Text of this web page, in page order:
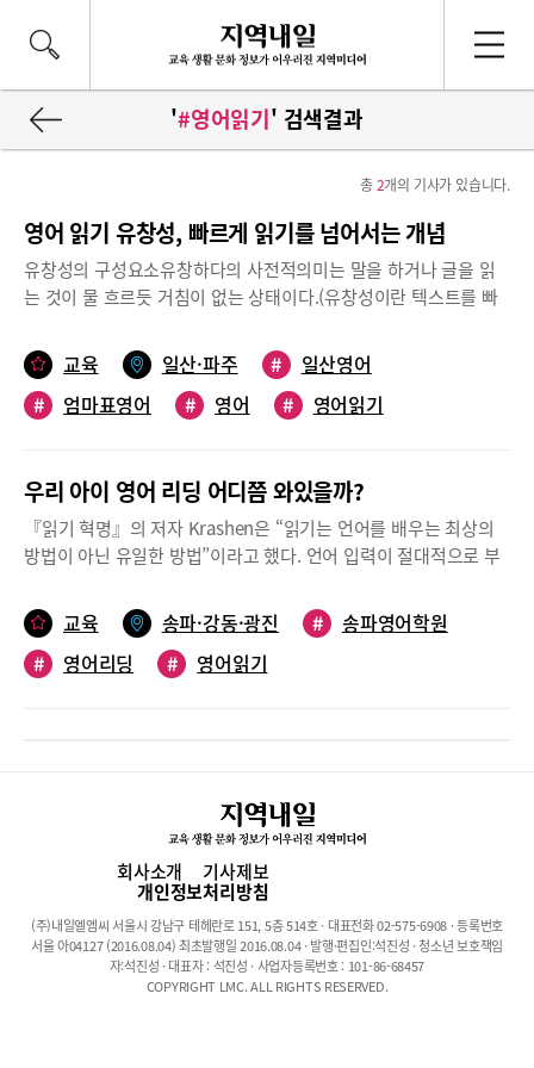
'#영어읽기' 검색결과
총2개의 기사가 있습니다.
영어 읽기 유창성, 빠르게 읽기를 넘어서는 개념
유창성의 구성요소유창하다의 사전적의미는 말을 하거나 글을 읽
는 것이 물 흐르듯 거침이 없는 상태이다.(유창성이란 텍스트를 빠
의)빠르고 정확하게 말을 하거나 글을 읽으며, 적절한 표현을 가지
고 리듬감 있게 영어를 사용하는 사람을 유창한 영어실력자라고 부
른다. 이런 이유로 그저 책을 빠르게만 읽는 학생을 유창하게 읽는
읽기보다 넓은 개념이다.빨리 읽기 표현을 넣어 읽기영어 읽기 유창
성 지도법의 저자 티모시 라신스키 박사는 단순히 빨리 읽는 것과
표현력 읽게 읽기중 어느것이 읽기이해능력과 더 깊은 관련성을 갖
는지 연구했다. 연구대상은 Omaha 지역의 3학년 391명, 5학년
읽기 이해도에 매우 큰 영향을 미쳤다. 또한 7학년 392명의 경우도,
표현을 넣어 읽을 수 있는 능력을 가진 학생들이 텍스트 이해력도
높았다. 즉 유창성은 나이 어린 학생 뿐만아니라 중학생 이상의 학
는 단어의 숫자 중 틀린 숫자를 빼고 계산한 단어의 수), 빠르게 읽
기만으로 그치는 것이 아니다. 끊어 읽을 때 끊지 못하고, 강조할 때
강조하지않으며, 의미도 생각하지 않은채 무조건 빠르게 읽는 학생
은 유창한 읽기와 이해의 문턱을 넘지 못하기 쉽다.읽기속도매우 중
요한 요소이며 일기 유창성 훈련의 출발점이다. 육상 경기에 비유하
자면, 빠르게 읽기는 멋진 스타트 실력이고, 억양과 구두점, 끊어 읽
기와 같은 표현력이 풍부한 읽기는 힘찬 트랙 달리기이며, 최종 목
교육 일산·파주 #
일산영어
#
엄마표영어 # 영어 # 영어읽기
우리 아이 영어 리딩 어디쯤 와있을까?
『읽기 혁명』의 저자 Krashen은 “읽기는 언어를 배우는 최상의
방법이 아닌 유일한 방법”이라고 했다. 언어 입력이 절대적으로 부
큰 트렌드로 자리 잡았다. 하지만 파닉스를 떼고 곧바로 아이에게
책을 주고 읽으라고 하면 과연 올바른 읽기 교육이 될까? 영어 읽기
교육에도 따라야 하는 절차가 있다. 기본기를 다지는 충분한 시간을
가 충분히 다져져야 탄탄한 기본기를 가지게 된다. 2단계가 자동화
되지 않으면 단어를 인지하는데 너무 많은 에너지를 쏟게 되어 의미
이해는 어려워진다. 어휘를 확장하고 새로운 배경 지식을 쌓기 시작
하는 3단계에서 아이들은 답답함을 느끼고 좌절하여 읽기를 멀리
장에 초점을 맞추고 자신의 수준에 맞는 책을 다독하면서, 모르는
단어는 의미를 유추할 수 있는 능력을 길러야 한다. 더 나아가 충분
한 어휘와 다양한 문장 구조가 확보된 아이들은 4단계인 저자의 견
교육 송파·강동·광진 #
송파영어학원
#
영어리딩 # 영어읽기
회사소개 기사제보
개인정보처리방침
(주)내일엘엠씨 서울시 강남구 테헤란로 151, 5층 514호 · 대표전화 02-575-6908 · 등록번호
서울 아04127 (2016.08.04) 최초발행일 2016.08.04 · 발행·편집인:석진성 · 청소년 보호책임
자:석진성 · 대표자 : 석진성 · 사업자등록번호 : 101-86-68457
COPYRIGHT LMC. ALL RIGHTS RESERVED.